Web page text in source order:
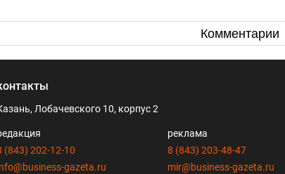
Комментарии
Лобачевского 10, корпус 2
(843) 202-12-10
gazeta.ru
реклама
8 (843) 203-48-47
mir@business-gazeta.ru